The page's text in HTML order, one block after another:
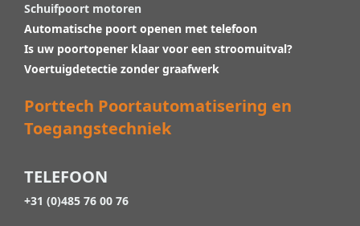
Schuifpoort motoren
Automatische poort openen met telefoon
Is uw poortopener klaar voor een stroomuitval?
Voertuigdetectie zonder graafwerk
Porttech Poortautomatisering en
Toegangstechniek
TELEFOON
+31 (0)485 76 00 76